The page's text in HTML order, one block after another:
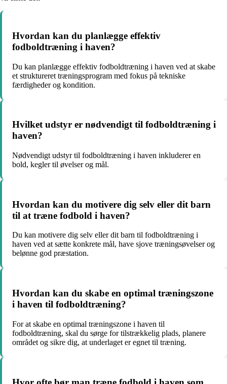
Hvordan kan du planlægge effektiv
fodboldtræning i haven?
Du kan planlægge effektiv fodboldtræning i haven ved at skabe
et struktureret træningsprogram med fokus på tekniske
færdigheder og kondition.
Hvilket udstyr er nødvendigt til fodboldtræning i
haven?
Nødvendigt udstyr til fodboldtræning i haven inkluderer en
bold, kegler til øvelser og mål.
Hvordan kan du motivere dig selv eller dit barn
til at træne fodbold i haven?
Du kan motivere dig selv eller dit barn til fodboldtræning i
haven ved at sætte konkrete mål, have sjove træningsøvelser og
belønne god præstation.
Hvordan kan du skabe en optimal træningszone
i haven til fodboldtræning?
For at skabe en optimal træningszone i haven til
fodboldtræning, skal du sørge for tilstrækkelig plads, planere
området og sikre dig, at underlaget er egnet til træning.